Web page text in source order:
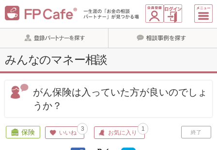
みんなのマネー相談
がん保険は入っていた方が良いのでしょ
うか？
保険 いいね
3
お気に入り
1 終了